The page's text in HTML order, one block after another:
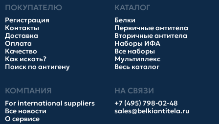
ПОКУПАТЕЛЮ
Регистрация
Контакты
Доставка
Оплата
Качество
Как искать?
Поиск по антигену
КАТАЛОГ
Белки
Первичные антитела
Вторичные антитела
Наборы ИФА
Все наборы
Мультиплекс
Весь каталог
КОМПАНИЯ
For international suppliers
Все новости
О сервисе
НА СВЯЗИ
+7 (495) 798-02-48
sales@belkiantitela.ru